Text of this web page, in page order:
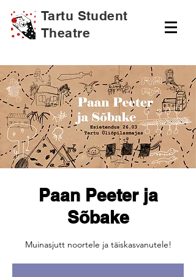
Tartu Student
Theatre
Paan Peeter ja
Sõbake
Muinasjutt noortele ja täiskasvanutele!